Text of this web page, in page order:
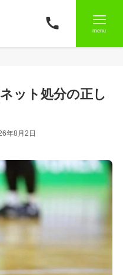
menu
ット処分の正し
年8月2日